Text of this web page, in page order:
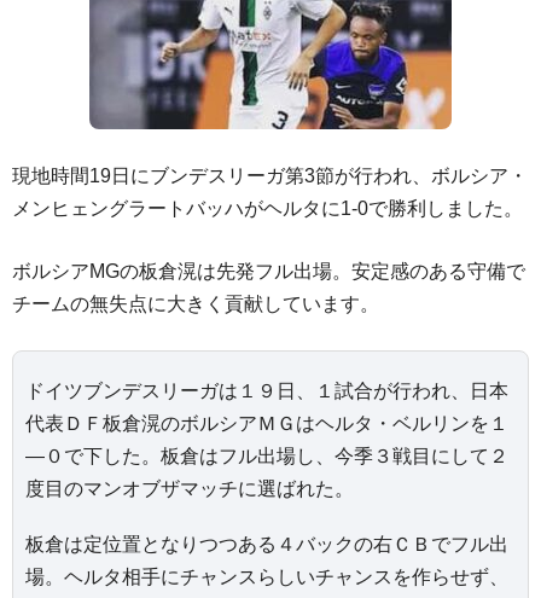
現地時間19日にブンデスリーガ第3節が行われ、ボルシア・
メンヒェングラートバッハがヘルタに1-0で勝利しました。
ボルシアMGの板倉滉は先発フル出場。安定感のある守備で
チームの無失点に大きく貢献しています。
ドイツブンデスリーガは１９日、１試合が行われ、日本
代表ＤＦ板倉滉のボルシアＭＧはヘルタ・ベルリンを１
―０で下した。板倉はフル出場し、今季３戦目にして２
度目のマンオブザマッチに選ばれた。
板倉は定位置となりつつある４バックの右ＣＢでフル出
場。ヘルタ相手にチャンスらしいチャンスを作らせず、